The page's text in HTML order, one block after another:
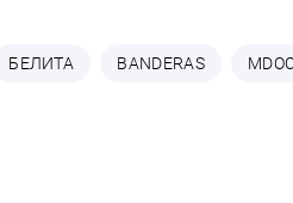
БЕЛИТА BANDERAS